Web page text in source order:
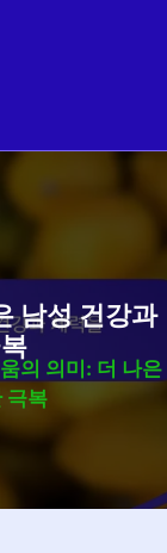
남성 건강과
의 의미: 더 나은
극복